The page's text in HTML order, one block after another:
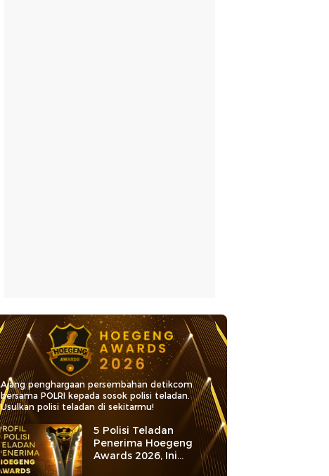
Ajang penghargaan persembahan detikcom
bersama POLRI kepada sosok polisi teladan.
Usulkan polisi teladan di sekitarmu!
5 Polisi Teladan
Penerima Hoegeng
Awards 2026, Ini
Kategori dan Kiprahnya